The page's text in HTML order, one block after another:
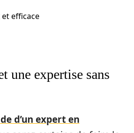
efficace
une expertise sans
d’un expert en